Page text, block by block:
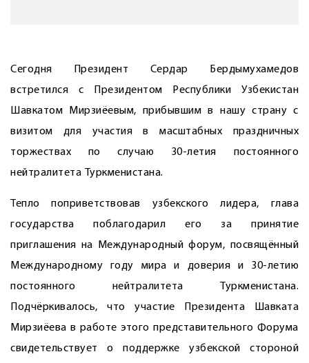
Сегодня Президент Сердар Бердымухамедов
встретился с Президентом Республики Узбекистан
Шавкатом Мирзиёевым, прибывшим в нашу страну с
визитом для участия в масштабных праздничных
торжествах по случаю 30-летия постоянного
нейтралитета Туркменистана.
Тепло поприветствовав узбекского лидера, глава
государства поблагодарил его за принятие
приглашения на Международный форум, посвящённый
Международному году мира и доверия и 30-летию
постоянного нейтралитета Туркменистана.
Подчёркивалось, что участие Президента Шавката
Мирзиёева в работе этого представительного Форума
свидетельствует о поддержке узбекской стороной